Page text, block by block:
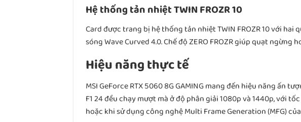
Hệ thống tản nhiệt TWIN FROZR 10
Card được trang bị hệ thống tản nhiệt TWIN FROZR 10 với
sóng Wave Curved 4.0. Chế độ ZERO FROZR giúp quạt
Hiệu năng thực tế
MSI GeForce RTX 5060 8G GAMING mang đến hiệu năng ấn
F1 24 đều chạy mượt mà ở độ phân giải 1080p và 1440p, với
hoặc khi sử dụng công nghệ Multi Frame Generation (MFG)